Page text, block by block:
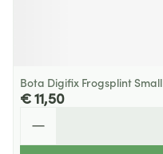
Bota Digifix Frogsplint Small
€ 11,50